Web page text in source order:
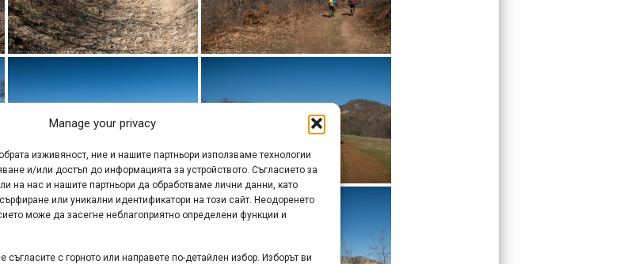
Manage your privacy
изживяност, ние и нашите партньори използваме технологии
и/или достъп до информацията за устройството. Съгласието за
на нас и нашите партньори да обработваме лични данни, като
или уникални идентификатори на този сайт. Неодоренето
може да засегне неблагоприятно определени функции и
съгласите с горното или направете по-детайлен избор. Изборът ви